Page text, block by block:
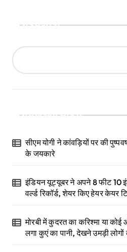
Search
Recent Posts
सीएम योगी ने कांवड़ियों पर की
के जयकारे
इंडियन यूट्यूबर ने अपने 8 फीट 10
वर्ल्ड रिकॉर्ड, शेयर किए हेयर केयर
मोरबी में कुदरत का करिश्मा या
लगा कुएं का पानी, देखने उमड़ी लोगों